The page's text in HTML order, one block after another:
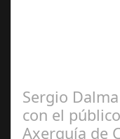
Sergio
con el
Axerquía de